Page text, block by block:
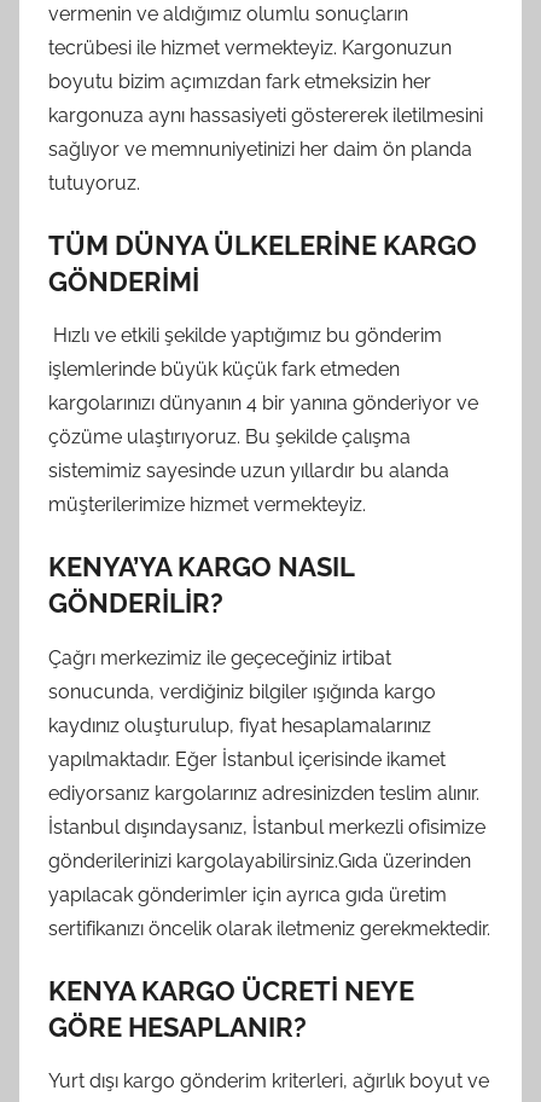
vermenin ve aldığımız olumlu sonuçların
tecrübesi ile hizmet vermekteyiz. Kargonuzun
boyutu bizim açımızdan fark etmeksizin her
kargonuza aynı hassasiyeti göstererek iletilmesini
sağlıyor ve memnuniyetinizi her daim ön planda
tutuyoruz.
TÜM DÜNYA ÜLKELERİNE KARGO
GÖNDERİMİ
Hızlı ve etkili şekilde yaptığımız bu gönderim
işlemlerinde büyük küçük fark etmeden
kargolarınızı dünyanın 4 bir yanına gönderiyor ve
çözüme ulaştırıyoruz. Bu şekilde çalışma
sistemimiz sayesinde uzun yıllardır bu alanda
müşterilerimize hizmet vermekteyiz.
KENYA’YA KARGO NASIL
GÖNDERİLİR?
Çağrı merkezimiz ile geçeceğiniz irtibat
sonucunda, verdiğiniz bilgiler ışığında kargo
kaydınız oluşturulup, fiyat hesaplamalarınız
yapılmaktadır. Eğer İstanbul içerisinde ikamet
ediyorsanız kargolarınız adresinizden teslim alınır.
İstanbul dışındaysanız, İstanbul merkezli ofisimize
gönderilerinizi kargolayabilirsiniz.Gıda üzerinden
yapılacak gönderimler için ayrıca gıda üretim
sertifikanızı öncelik olarak iletmeniz gerekmektedir.
KENYA KARGO ÜCRETİ NEYE
GÖRE HESAPLANIR?
Yurt dışı kargo gönderim kriterleri, ağırlık boyut ve